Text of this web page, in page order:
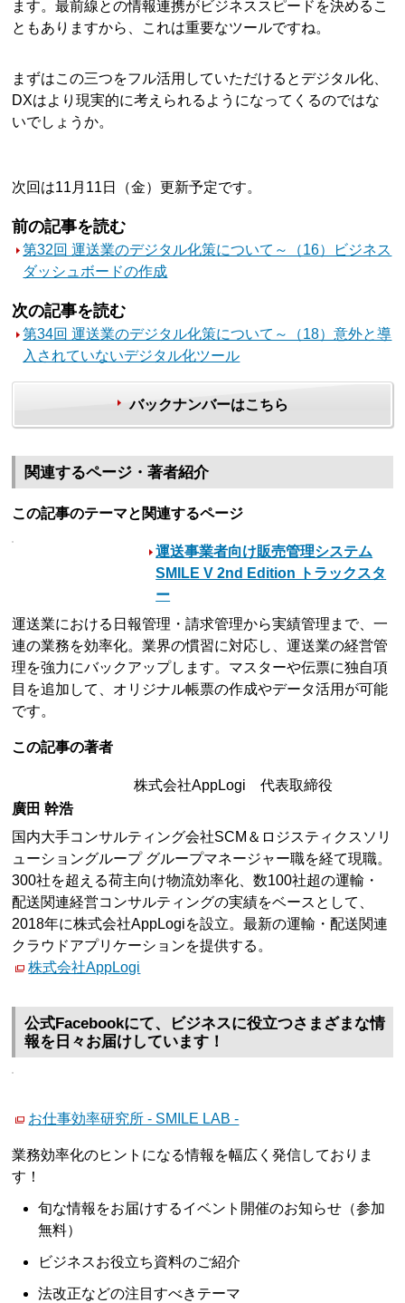
ます。最前線との情報連携がビジネススピードを決めるこ
ともありますから、これは重要なツールですね。
まずはこの三つをフル活用していただけるとデジタル化、
DXはより現実的に考えられるようになってくるのではな
いでしょうか。
次回は11月11日（金）更新予定です。
前の記事を読む
第32回 運送業のデジタル化策について～（16）ビジネス
ダッシュボードの作成
次の記事を読む
第34回 運送業のデジタル化策について～（18）意外と導
入されていないデジタル化ツール
バックナンバーはこちら
関連するページ・著者紹介
この記事のテーマと関連するページ
運送事業者向け販売管理システム
SMILE V 2nd Edition トラックスタ
ー
運送業における日報管理・請求管理から実績管理まで、一
連の業務を効率化。業界の慣習に対応し、運送業の経営管
理を強力にバックアップします。マスターや伝票に独自項
目を追加して、オリジナル帳票の作成やデータ活用が可能
です。
この記事の著者
株式会社AppLogi 代表取締役
廣田 幹浩
国内大手コンサルティング会社SCM＆ロジスティクスソリ
ューショングループ グループマネージャー職を経て現職。
300社を超える荷主向け物流効率化、数100社超の運輸・
配送関連経営コンサルティングの実績をベースとして、
2018年に株式会社AppLogiを設立。最新の運輸・配送関連
クラウドアプリケーションを提供する。
株式会社AppLogi
公式Facebookにて、ビジネスに役立つさまざまな情
報を日々お届けしています！
お仕事効率研究所 - SMILE LAB -
業務効率化のヒントになる情報を幅広く発信しておりま
す！
旬な情報をお届けするイベント開催のお知らせ（参加
無料）
ビジネスお役立ち資料のご紹介
法改正などの注目すべきテーマ